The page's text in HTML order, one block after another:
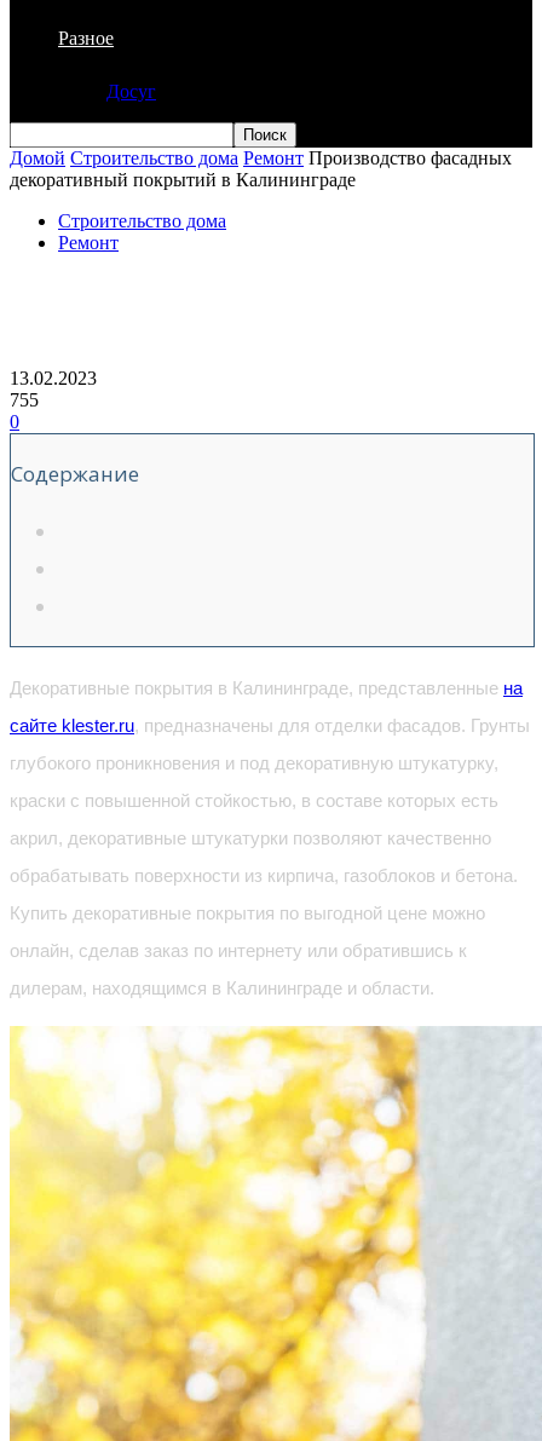
Разное
Досуг
Домой Строительство дома Ремонт Производство фасадных
декоративный покрытий в Калининграде
Строительство дома
Ремонт
13.02.2023
755
0
Содержание
Декоративные покрытия в Калининграде, представленные на
сайте klester.ru, предназначены для отделки фасадов. Грунты
глубокого проникновения и под декоративную штукатурку,
краски с повышенной стойкостью, в составе которых есть
акрил, декоративные штукатурки позволяют качественно
обрабатывать поверхности из кирпича, газоблоков и бетона.
Купить декоративные покрытия по выгодной цене можно
онлайн, сделав заказ по интернету или обратившись к
дилерам, находящимся в Калининграде и области.